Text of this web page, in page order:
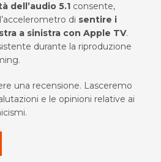
dell’audio 5.1 consente,
di sentire i
a sinistra con Apple TV.
durante la riproduzione
una recensione. Lasceremo
e le opinioni relative ai